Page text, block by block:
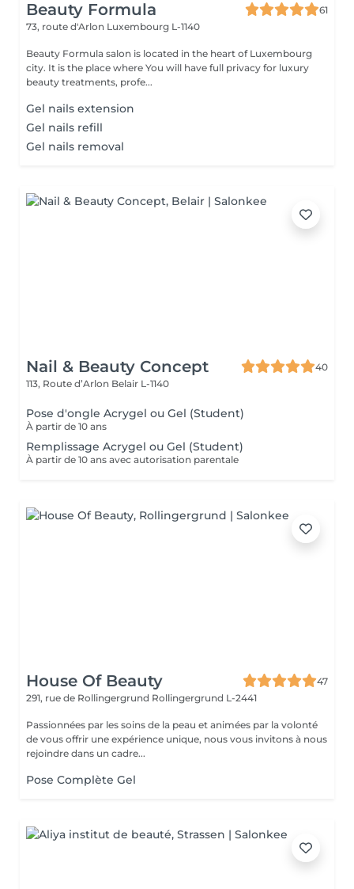
Beauty Formula
61
73, route d'Arlon Luxembourg L-1140
Beauty Formula salon is located in the heart of Luxembourg
city. It is the place where You will have full privacy for luxury
beauty treatments, profe...
Gel nails extension
Gel nails refill
Gel nails removal
Nail & Beauty Concept
40
113, Route d’Arlon Belair L-1140
Pose d'ongle Acrygel ou Gel (Student)
À partir de 10 ans
Remplissage Acrygel ou Gel (Student)
À partir de 10 ans avec autorisation parentale
House Of Beauty
47
291, rue de Rollingergrund Rollingergrund L-2441
Passionnées par les soins de la peau et animées par la volonté
de vous offrir une expérience unique, nous vous invitons à nous
rejoindre dans un cadre...
Pose Complète Gel